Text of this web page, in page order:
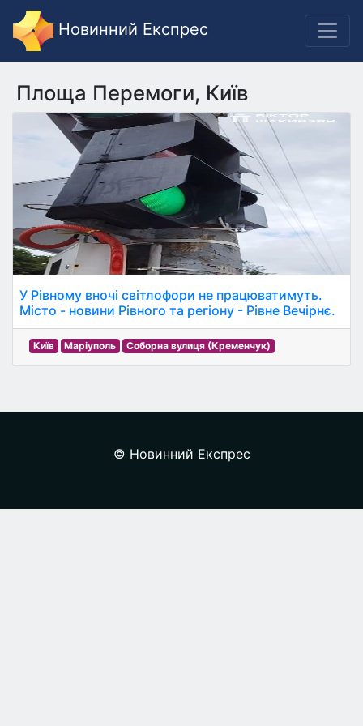
Новинний Експрес
Площа Перемоги, Київ
У Рівному вночі світлофори не працюватимуть.
Місто - новини Рівного та регіону - Рівне Вечірнє.
Київ Маріуполь Соборна вулиця (Кременчук)
© Новинний Експрес